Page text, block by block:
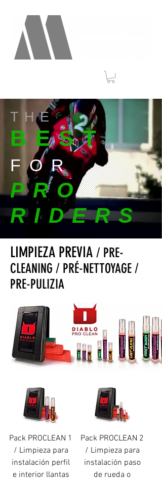
THE
BEST
FOR
PRO
RIDERS
LIMPIEZA PREVIA / PRE-
CLEANING / PRÉ-NETTOYAGE /
PRE-PULIZIA
Pack PROCLEAN 1
/ Limpieza para
instalación perfil
e interior llantas
Pack PROCLEAN 2
/ Limpieza para
instalación paso
de rueda o